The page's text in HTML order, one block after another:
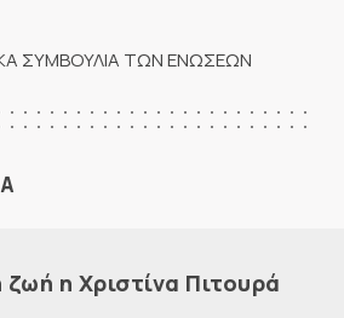
ΣΥΜΒΟΥΛΙΑ ΤΩΝ ΕΝΩΣΕΩΝ
η Χριστίνα Πιτουρά